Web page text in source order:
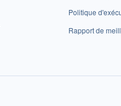
Politique
Rapport de